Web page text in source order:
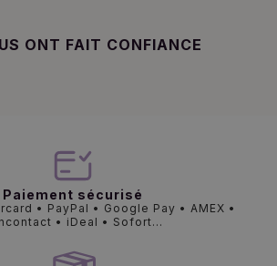
ONT FAIT CONFIANCE
Paiement sécurisé
• PayPal • Google Pay • AMEX •
• iDeal • Sofort...